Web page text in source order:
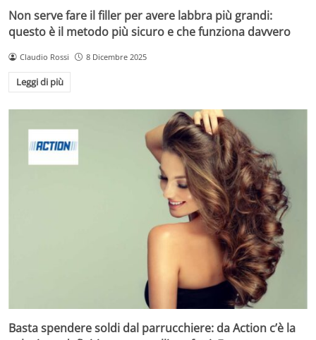
Non serve fare il filler per avere labbra più grandi:
questo è il metodo più sicuro e che funziona davvero
Claudio Rossi 8 Dicembre 2025
Leggi di più
Basta spendere soldi dal parrucchiere: da Action c’è la